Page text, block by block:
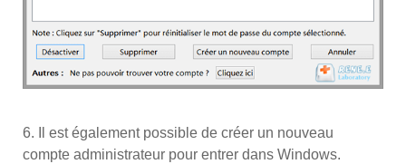
6. Il est également possible de créer un nouveau
compte administrateur pour entrer dans Windows.